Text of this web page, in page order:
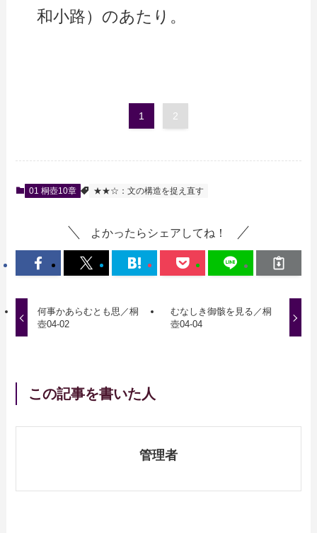
和小路）のあたり。
1 2
01 桐壺10章 ★★☆：文の構造を捉え直す
よかったらシェアしてね！
何事かあらむとも思／桐
壺04-02
むなしき御骸を見る／桐
壺04-04
この記事を書いた人
管理者